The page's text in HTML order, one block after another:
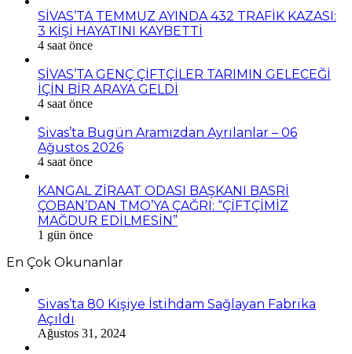
SİVAS’TA TEMMUZ AYINDA 432 TRAFİK KAZASI:
3 KİŞİ HAYATINI KAYBETTİ
4 saat önce
SİVAS’TA GENÇ ÇİFTÇİLER TARIMIN GELECEĞİ
İÇİN BİR ARAYA GELDİ
4 saat önce
Sivas’ta Bugün Aramızdan Ayrılanlar – 06
Ağustos 2026
4 saat önce
KANGAL ZİRAAT ODASI BAŞKANI BASRİ
ÇOBAN’DAN TMO’YA ÇAĞRI: “ÇİFTÇİMİZ
MAĞDUR EDİLMESİN”
1 gün önce
En Çok Okunanlar
Sivas’ta 80 Kişiye İstihdam Sağlayan Fabrika
Açıldı
Ağustos 31, 2024